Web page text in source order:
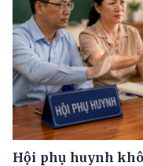
Hội phụ huynh